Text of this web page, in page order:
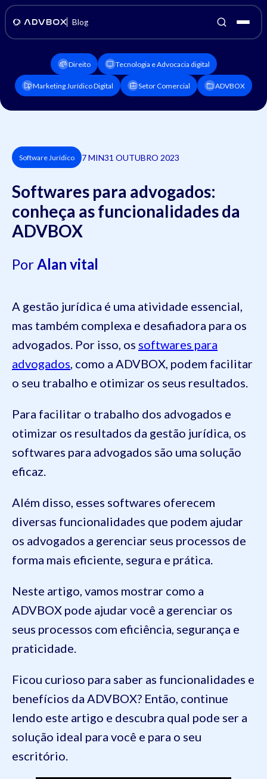
Blog
Direito Tecnologia e Advocacia digital
Marketing Jurídico Digital Setor Comercial ADVBOX
Software Jurídico 7 MIN31 OUTUBRO 2023
Softwares para advogados:
conheça as funcionalidades da
ADVBOX
PorAlan vital
A gestão jurídica é uma atividade essencial,
mas também complexa e desafiadora para os
advogados. Por isso, os softwares para
advogados, como a ADVBOX, podem facilitar
o seu trabalho e otimizar os seus resultados.
Para facilitar o trabalho dos advogados e
otimizar os resultados da gestão jurídica, os
softwares para advogados são uma solução
eficaz.
Além disso, esses softwares oferecem
diversas funcionalidades que podem ajudar
os advogados a gerenciar seus processos de
forma mais eficiente, segura e prática.
Neste artigo, vamos mostrar como a
ADVBOX pode ajudar você a gerenciar os
seus processos com eficiência, segurança e
praticidade.
Ficou curioso para saber as funcionalidades e
benefícios da ADVBOX? Então, continue
lendo este artigo e descubra qual pode ser a
solução ideal para você e para o seu
escritório.